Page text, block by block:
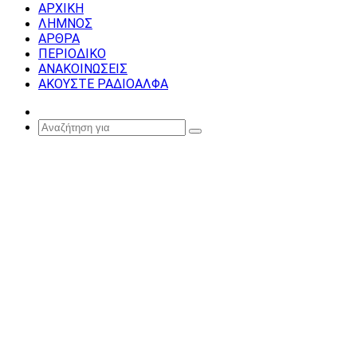
ΑΡΧΙΚΗ
ΛΗΜΝΟΣ
ΑΡΘΡΑ
ΠΕΡΙΟΔΙΚΟ
ΑΝΑΚΟΙΝΩΣΕΙΣ
ΑΚΟΥΣΤΕ ΡΑΔΙΟΑΛΦΑ
Article
Αναζήτηση